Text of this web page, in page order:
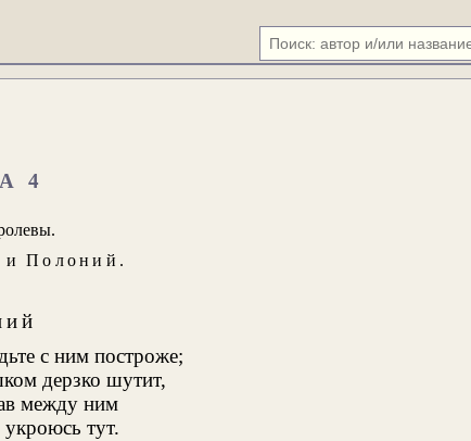
4
иПолоний .
с ним построже;
дерзко шутит,
между ним
тут.